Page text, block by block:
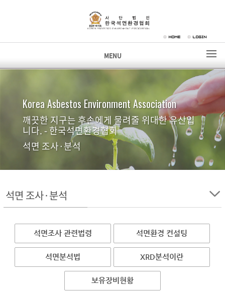
MENU
Korea Asbestos Environment Association
깨끗한 지구는 후손에게 물려줄 위대한 유산입
니다. - 한국석면환경협회
석면 조사·분석
석면 조사·분석
석면조사 관련법령 석면환경 컨설팅
석면분석법 XRD분석이란
보유장비현황